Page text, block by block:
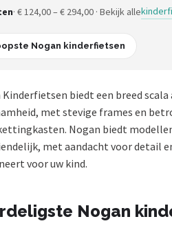
· € 124,00 – € 294,00 · Bekijk alle
Nogan kinderfietsen
Kinderfietsen biedt een breed
met stevige frames en
Nogan biedt
met aandacht voor detail
voor uw kind.
Nogan